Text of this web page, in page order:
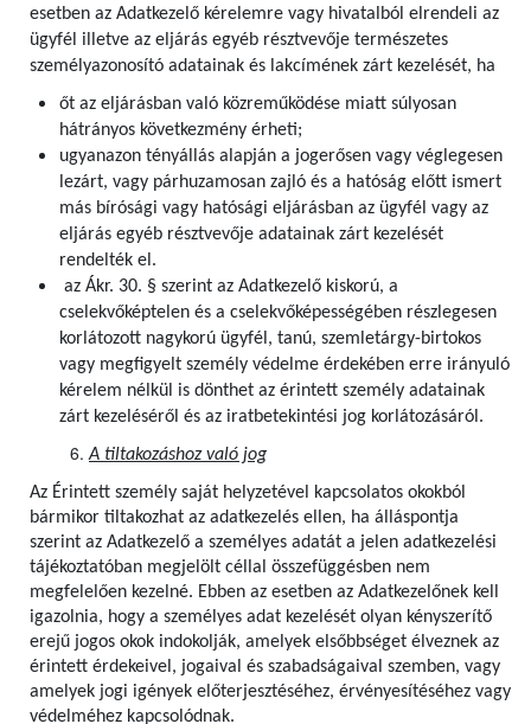
esetben az Adatkezelő kérelemre vagy hivatalból elrendeli az
ügyfél illetve az eljárás egyéb résztvevője természetes
személyazonosító adatainak és lakcímének zárt kezelését, ha
őt az eljárásban való közreműködése miatt súlyosan
hátrányos következmény érheti;
ugyanazon tényállás alapján a jogerősen vagy véglegesen
lezárt, vagy párhuzamosan zajló és a hatóság előtt ismert
más bírósági vagy hatósági eljárásban az ügyfél vagy az
eljárás egyéb résztvevője adatainak zárt kezelését
rendelték el.
az Ákr. 30. § szerint az Adatkezelő kiskorú, a
cselekvőképtelen és a cselekvőképességében részlegesen
korlátozott nagykorú ügyfél, tanú, szemletárgy-birtokos
vagy megfigyelt személy védelme érdekében erre irányuló
kérelem nélkül is dönthet az érintett személy adatainak
zárt kezeléséről és az iratbetekintési jog korlátozásáról.
A tiltakozáshoz való jog
Az Érintett személy saját helyzetével kapcsolatos okokból
bármikor tiltakozhat az adatkezelés ellen, ha álláspontja
szerint az Adatkezelő a személyes adatát a jelen adatkezelési
tájékoztatóban megjelölt céllal összefüggésben nem
megfelelően kezelné. Ebben az esetben az Adatkezelőnek kell
igazolnia, hogy a személyes adat kezelését olyan kényszerítő
erejű jogos okok indokolják, amelyek elsőbbséget élveznek az
érintett érdekeivel, jogaival és szabadságaival szemben, vagy
amelyek jogi igények előterjesztéséhez, érvényesítéséhez vagy
védelméhez kapcsolódnak.